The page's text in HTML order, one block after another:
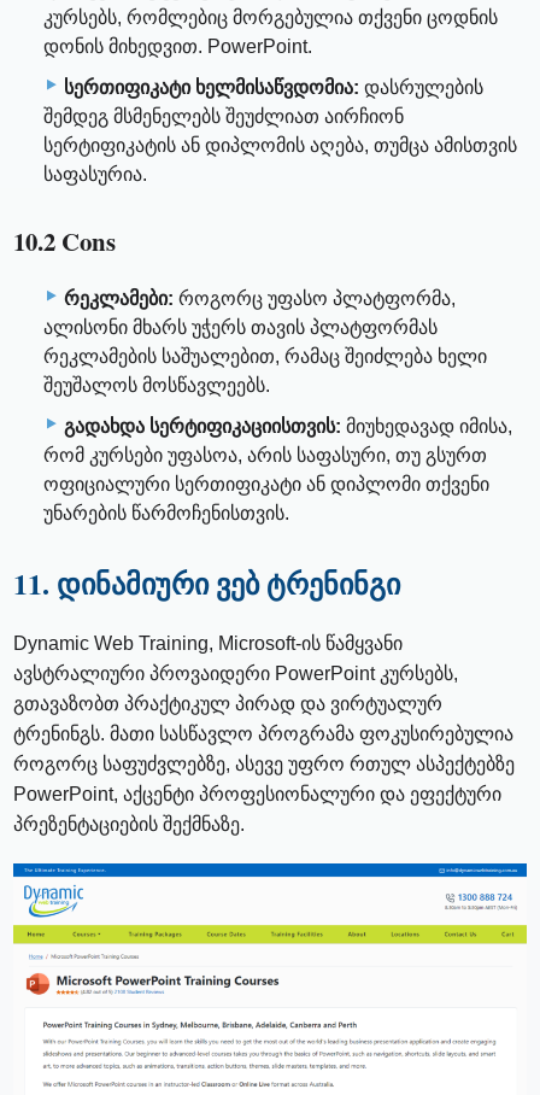
კურსებს, რომლებიც მორგებულია თქვენი ცოდნის
დონის მიხედვით. PowerPoint.
სერთიფიკატი ხელმისაწვდომია: დასრულების
შემდეგ მსმენელებს შეუძლიათ აირჩიონ
სერტიფიკატის ან დიპლომის აღება, თუმცა ამისთვის
საფასურია.
10.2 Cons
რეკლამები: როგორც უფასო პლატფორმა,
ალისონი მხარს უჭერს თავის პლატფორმას
რეკლამების საშუალებით, რამაც შეიძლება ხელი
შეუშალოს მოსწავლეებს.
გადახდა სერტიფიკაციისთვის: მიუხედავად იმისა,
რომ კურსები უფასოა, არის საფასური, თუ გსურთ
ოფიციალური სერთიფიკატი ან დიპლომი თქვენი
უნარების წარმოჩენისთვის.
11. დინამიური ვებ ტრენინგი
Dynamic Web Training, Microsoft-ის წამყვანი
ავსტრალიური პროვაიდერი PowerPoint კურსებს,
გთავაზობთ პრაქტიკულ პირად და ვირტუალურ
ტრენინგს. მათი სასწავლო პროგრამა ფოკუსირებულია
როგორც საფუძვლებზე, ასევე უფრო რთულ ასპექტებზე
PowerPoint, აქცენტი პროფესიონალური და ეფექტური
პრეზენტაციების შექმნაზე.